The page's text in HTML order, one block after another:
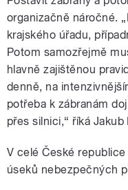
organizačně náročné.
krajského úřadu,
Potom samozřejmě
hlavně zajištěnou
denně, na
potřeba k zábranám
přes silnici,“ říká Jakub
V celé České
úseků nebezpečných